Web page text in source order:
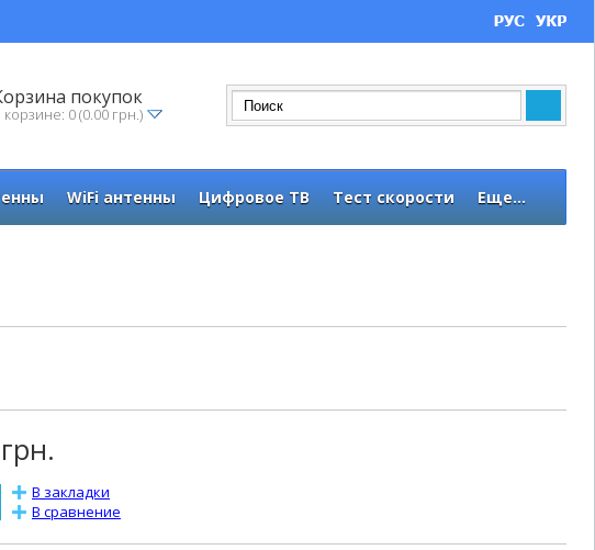
покупок
корзине: 0 (0.00 грн.)
WiFi антенны Цифровое ТВ Тест скорости Еще...
В закладки
В сравнение